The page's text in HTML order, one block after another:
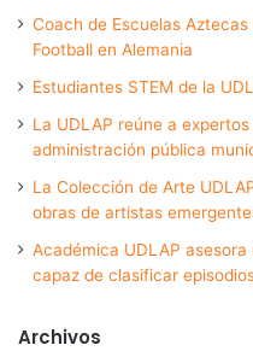
Coach de Escuelas
Football en Alemania
Estudiantes STEM de la
La UDLAP reúne a
administración pública
La Colección de Arte
obras de artistas
Académica UDLAP
capaz de clasificar
Archivos